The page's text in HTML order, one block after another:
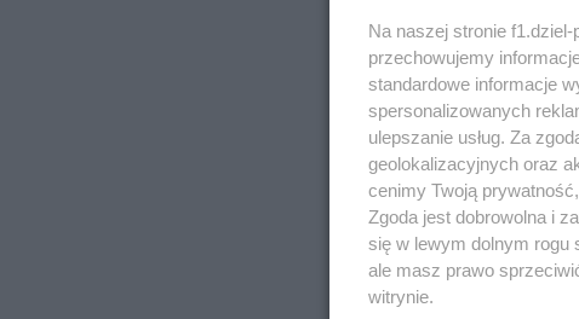
Na naszej stronie
przechowujemy
standardowe informacje
spersonalizowanych
ulepszanie usług. Za
geolokalizacyjnych oraz
cenimy Twoją
Zgoda jest dobrowolna i
się w lewym dolnym rogu
ale masz prawo
witrynie.